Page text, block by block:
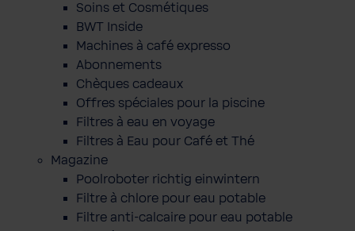
Soins et Cosmétiques
BWT Inside
Machines à café expresso
Abonnements
Chèques cadeaux
Offres spéciales pour la piscine
Filtres à eau en voyage
Filtres à Eau pour Café et Thé
Magazine
Poolroboter richtig einwintern
Filtre à chlore pour eau potable
Filtre anti-calcaire pour eau potable